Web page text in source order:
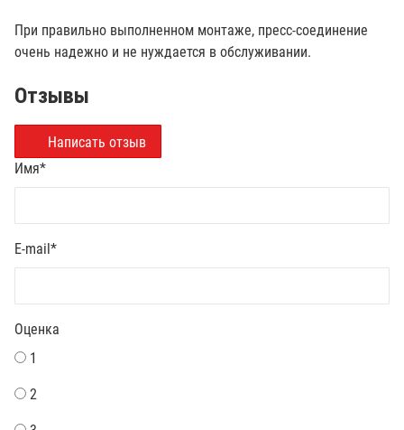
При правильно выполненном монтаже, пресс-соединение
очень надежно и не нуждается в обслуживании.
Отзывы
Написать отзыв
Имя*
E-mail*
Оценка
1
2